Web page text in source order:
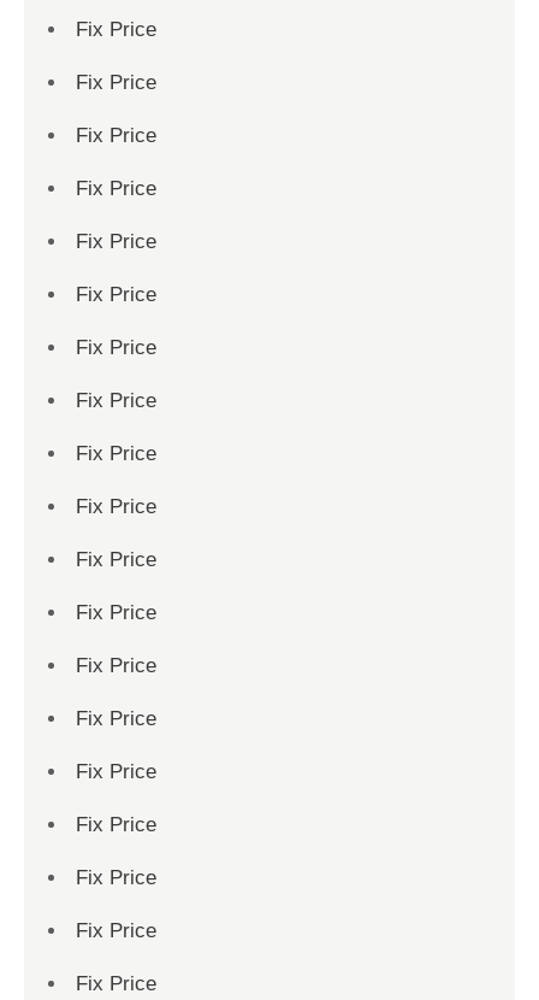
Fix Price
Fix Price
Fix Price
Fix Price
Fix Price
Fix Price
Fix Price
Fix Price
Fix Price
Fix Price
Fix Price
Fix Price
Fix Price
Fix Price
Fix Price
Fix Price
Fix Price
Fix Price
Fix Price